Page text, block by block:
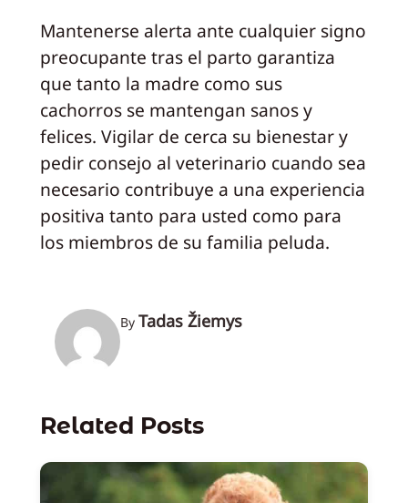
Mantenerse alerta ante cualquier signo
preocupante tras el parto garantiza
que tanto la madre como sus
cachorros se mantengan sanos y
felices. Vigilar de cerca su bienestar y
pedir consejo al veterinario cuando sea
necesario contribuye a una experiencia
positiva tanto para usted como para
los miembros de su familia peluda.
By Tadas Žiemys
Related Posts